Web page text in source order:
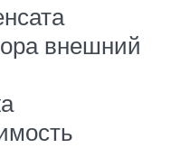
внешний